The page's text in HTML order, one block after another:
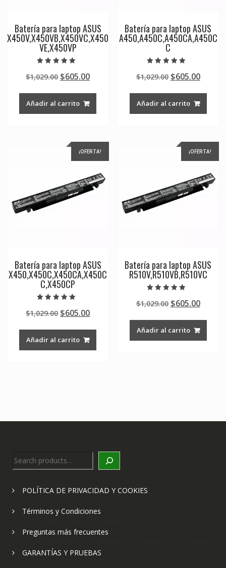
Batería para laptop ASUS
X450V,X450VB,X450VC,X450
VE,X450VP
5.00
de 5
$1,029.00 Original
was:
$1,029.00.
$605.00Current
Añadir al carrito
Batería para laptop ASUS
A450,A450C,A450CA,A450C
C
5.00
de 5
$1,029.00 Original
was:
$1,029.00.
$605.00
Añadir al carrito
¡OFERTA!
Batería para laptop ASUS
X450,X450C,X450CA,X450C
C,X450CP
5.00
de 5
$1,029.00 Original
was:
$1,029.00.
$605.00Current
Añadir al carrito
¡OFERTA!
Batería para laptop ASUS
R510V,R510VB,R510VC
5.00
de 5
$1,029.00 Original
was:
$1,029.00.
$605.00
Añadir al carrito
Search
POLÍTICA DE PRIVACIDAD Y COOKIES
Términos y Condiciones
Preguntas más frecuentes
GARANTÍAS Y PRUEBAS